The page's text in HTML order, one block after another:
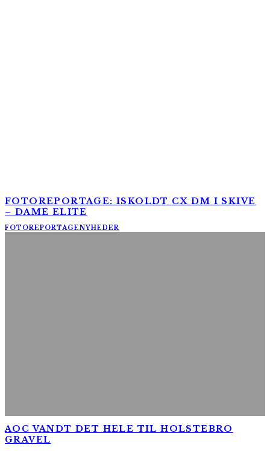
FOTOREPORTAGE: ISKOLDT CX DM I SKIVE
– DAME ELITE
FOTOREPORTAGENYHEDER
AOC VANDT DET HELE TIL HOLSTEBRO
GRAVEL